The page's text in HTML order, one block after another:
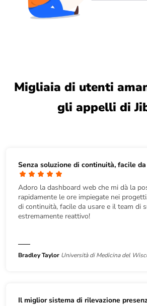
Migliaia di utenti
gli appelli di
Senza soluzione di continuità, facile
Adoro la dashboard web che mi dà la
rapidamente le ore impiegate nei
di continuità, facile da usare e il team di
estremamente reattivo!
Bradley Taylor Università di Medicina del
Il miglior sistema di rilevazione